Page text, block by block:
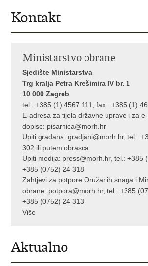
Kontakt
Ministarstvo obrane
Sjedište Ministarstva
Trg kralja Petra Krešimira IV br. 1
10 000 Zagreb
tel.: +385 (1) 4567 111, fax.: +385 (1)
E-adresa za tijela državne uprave i za
dopise: pisarnica@morh.hr
Upiti građana:gradjani@morh.hr, tel.:
302 ili putem obrasca
Upiti medija: press@morh.hr, tel.: +385
+385 (0752) 24 318
Zahtjevi za potpore Oružanih snaga i
obrane: potpora@morh.hr, tel.: +385
+385 (0752) 24 313
Više
Aktualno